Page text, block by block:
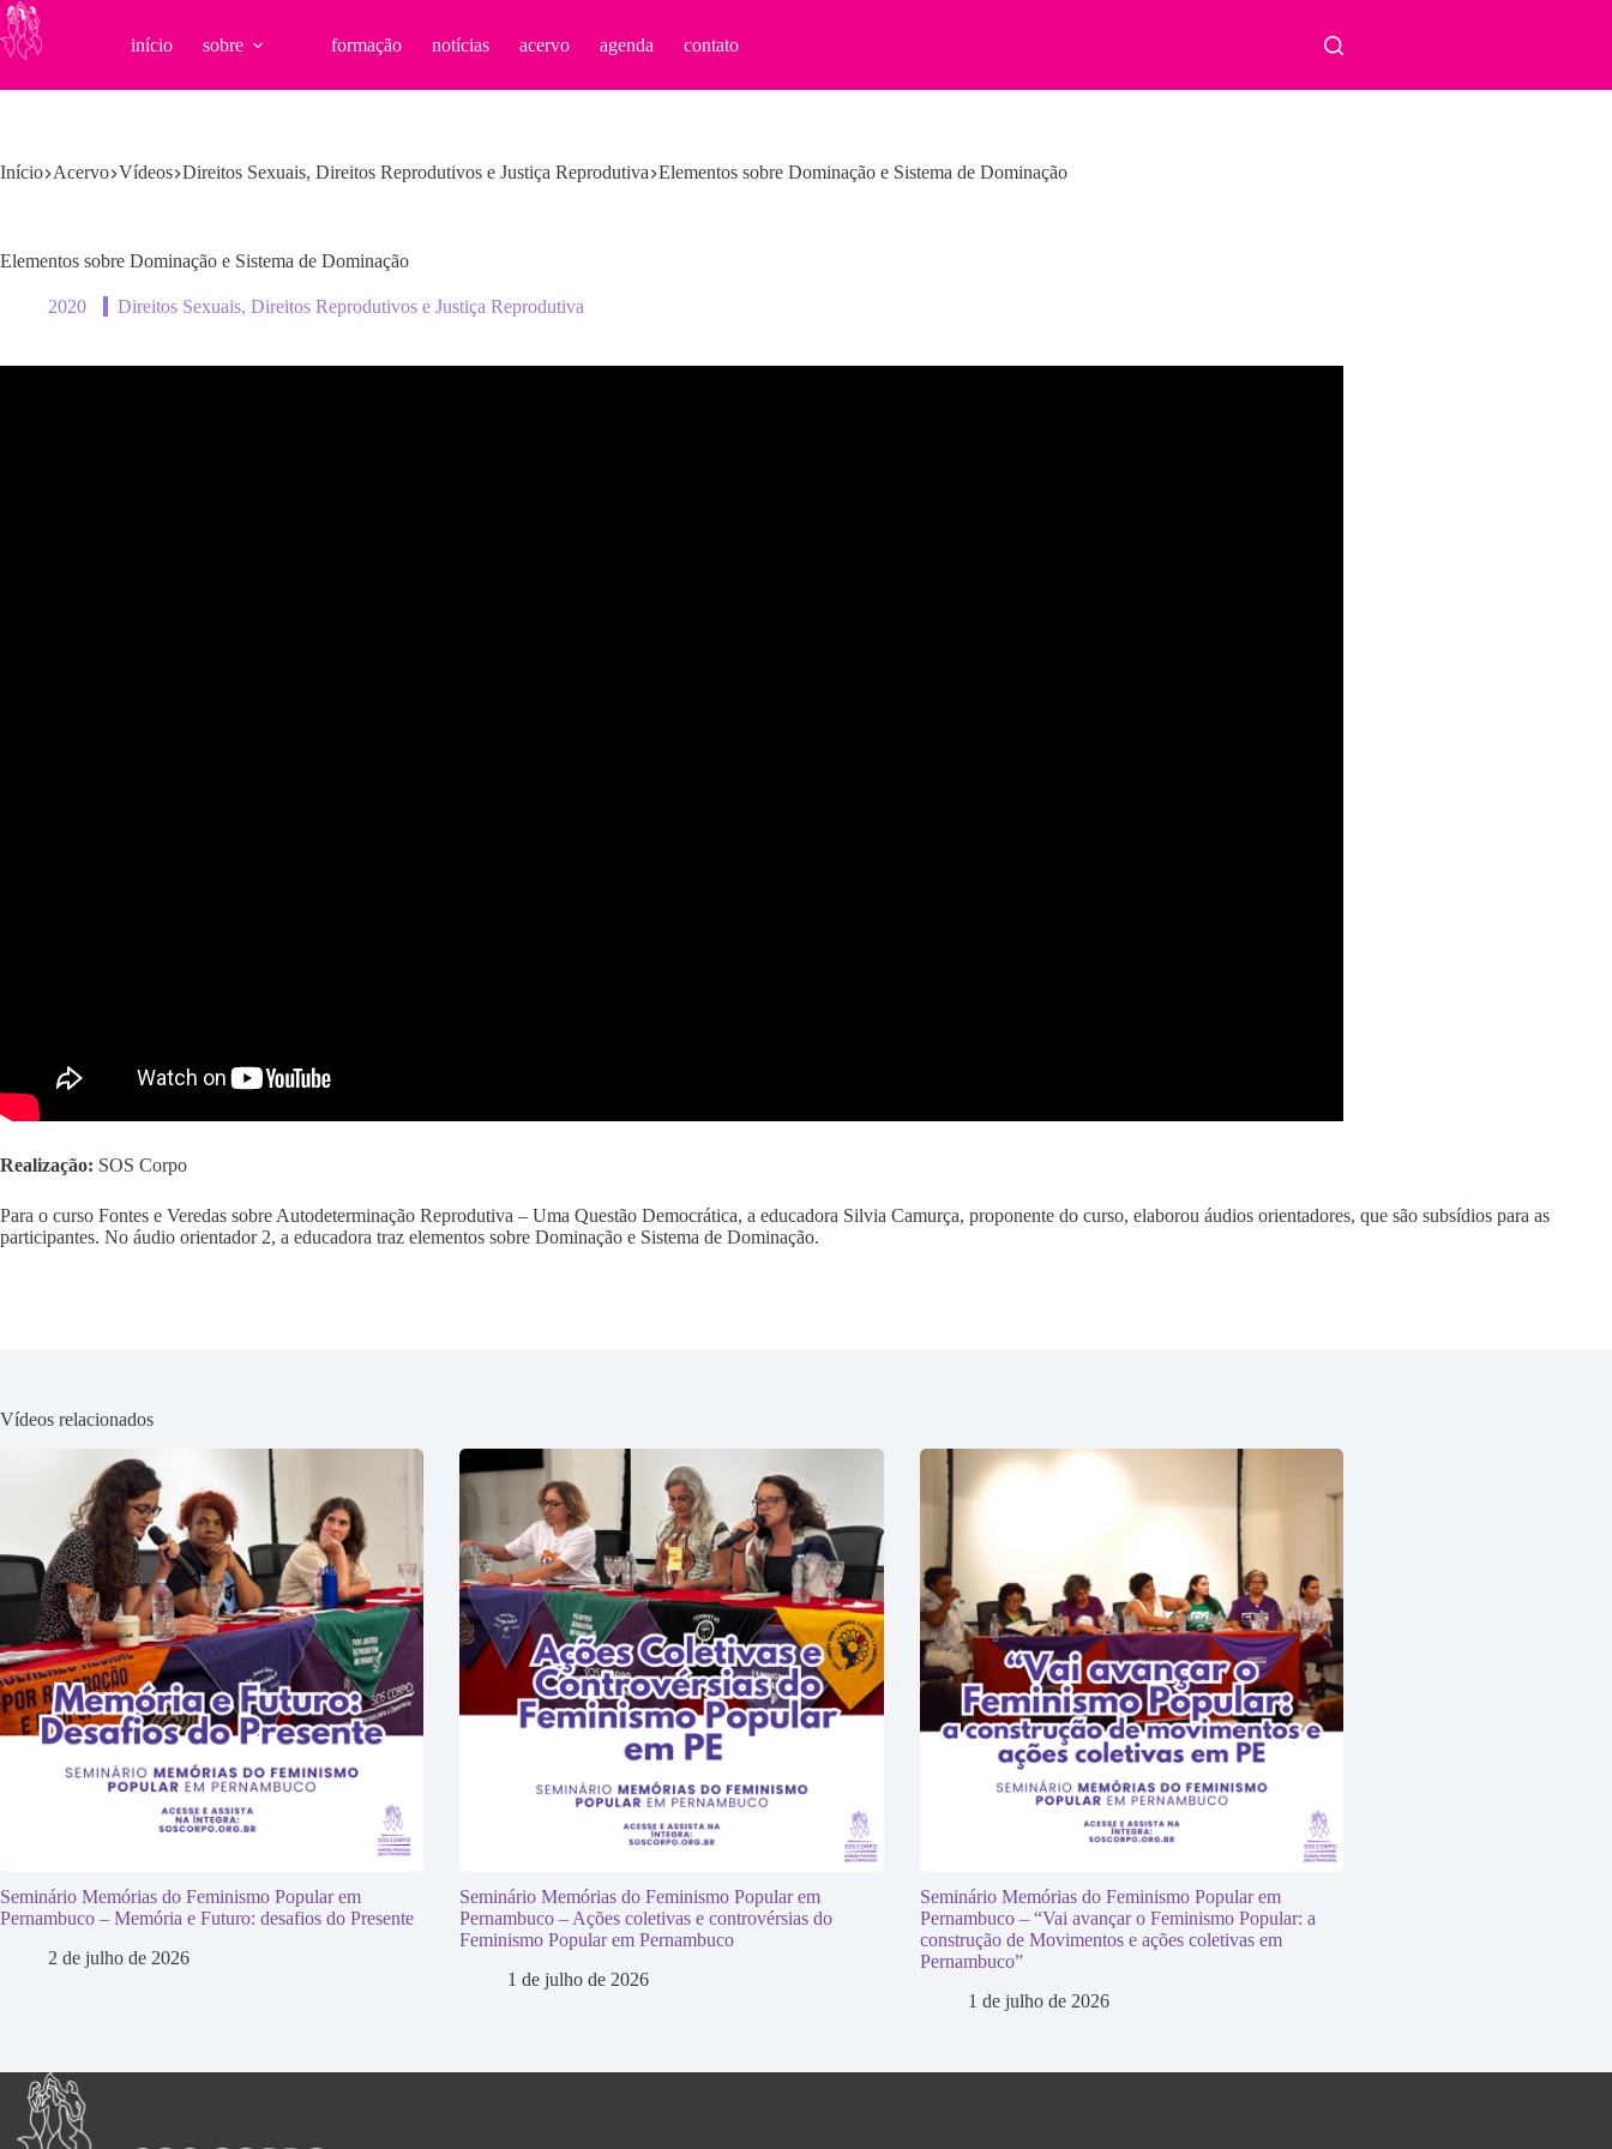
Pular
para
o
início sobre formação notícias acervo agenda contato
Início Acervo Vídeos Direitos Sexuais, Direitos Reprodutivos e Justiça Reprodutiva Elementos sobre Dominação e Sistema de Dominação
Elementos sobre Dominação e Sistema de Dominação
2020 Direitos Sexuais, Direitos Reprodutivos e Justiça Reprodutiva
Realização: SOS Corpo
Para o curso Fontes e Veredas sobre Autodeterminação Reprodutiva – Uma Questão Democrática, a educadora Silvia Camurça, proponente do curso, elaborou áudios orientadores, que são subsídios para as
participantes. No áudio orientador 2, a educadora traz elementos sobre Dominação e Sistema de Dominação.
Vídeos relacionados
Seminário Memórias do Feminismo Popular em
Pernambuco – Memória e Futuro: desafios do Presente
2 de julho de 2026
Seminário Memórias do Feminismo Popular em
Pernambuco – Ações coletivas e controvérsias do
Feminismo Popular em Pernambuco
1 de julho de 2026
Seminário Memórias do Feminismo Popular em
Pernambuco – “Vai avançar o Feminismo Popular: a
construção de Movimentos e ações coletivas em
Pernambuco”
1 de julho de 2026